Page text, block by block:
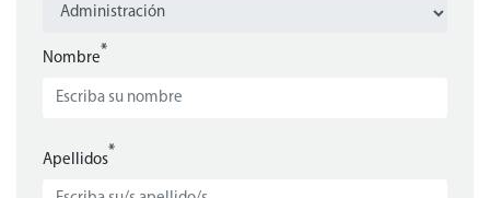
Nombre*
Apellidos*